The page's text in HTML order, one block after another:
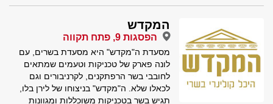
המקדש
הפסגות 9, פתח תקווה
מסעדת ה"מקדש" היא מסעדת בשרים, עם
לונה פארק של טכניקות וטעמים שמתאים
לחובבי בשר הרפתקנים, לקרניבורים וגם
לכאלו שלא. ה"מקדש" בניצוחו של לירן בלו,
תגיש בשר בטכניקות משוכללות ומגוונות